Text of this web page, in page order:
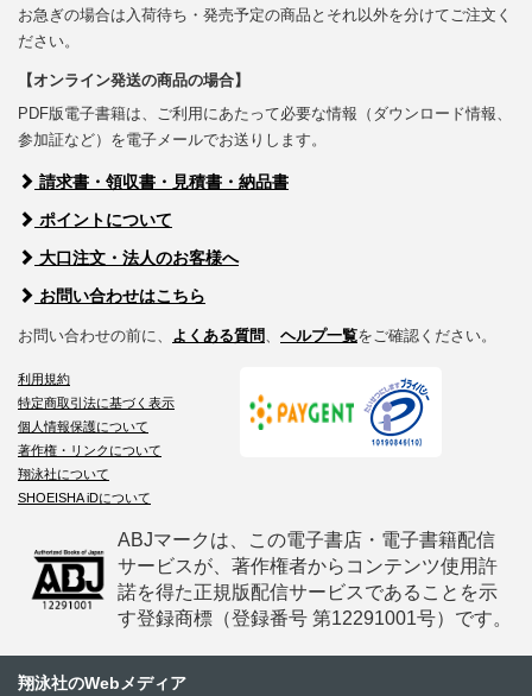
お急ぎの場合は入荷待ち・発売予定の商品とそれ以外を分けてご注文く
ださい。
【オンライン発送の商品の場合】
PDF版電子書籍は、ご利用にあたって必要な情報（ダウンロード情報、
参加証など）を電子メールでお送りします。
請求書・領収書・見積書・納品書
ポイントについて
大口注文・法人のお客様へ
お問い合わせはこちら
お問い合わせの前に、 よくある質問、 ヘルプ一覧をご確認ください。
利用規約
特定商取引法に基づく表示
個人情報保護について
著作権・リンクについて
翔泳社について
SHOEISHA iDについて
ABJマークは、この電子書店・電子書籍配信
サービスが、著作権者からコンテンツ使用許
諾を得た正規版配信サービスであることを示
す登録商標（登録番号 第12291001号）です。
翔泳社のWebメディア